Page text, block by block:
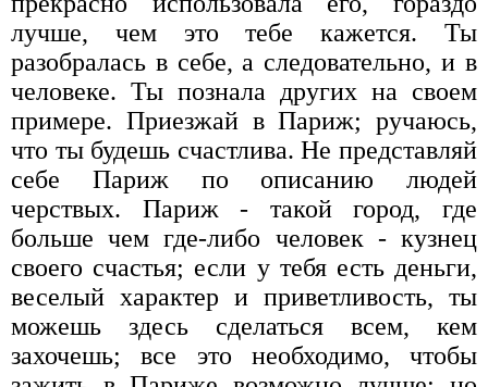
лучше, чем это тебе кажется. Ты
разобралась в себе, а следовательно, и в
человеке. Ты познала других на своем
примере. Приезжай в Париж; ручаюсь,
что ты будешь счастлива. Не представляй
себе Париж по описанию людей
черствых. Париж - такой город, где
больше чем где-либо человек - кузнец
своего счастья; если у тебя есть деньги,
веселый характер и приветливость, ты
можешь здесь сделаться всем, кем
захочешь; все это необходимо, чтобы